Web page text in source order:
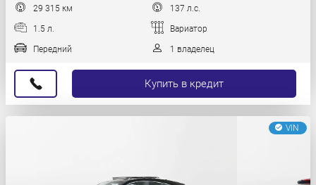
29 315 км 137 л.с.
1.5 л. Вариатор
Передний 1 владелец
Купить в кредит
VIN